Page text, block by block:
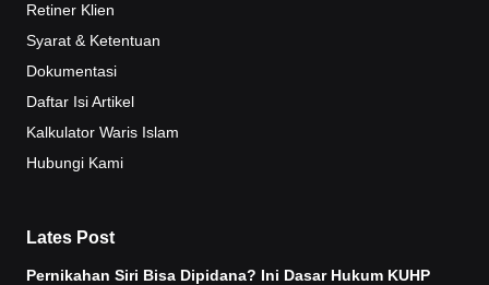
Retiner Klien
Syarat & Ketentuan
Dokumentasi
Daftar Isi Artikel
Kalkulator Waris Islam
Hubungi Kami
Lates Post
Pernikahan Siri Bisa Dipidana? Ini Dasar Hukum KUHP